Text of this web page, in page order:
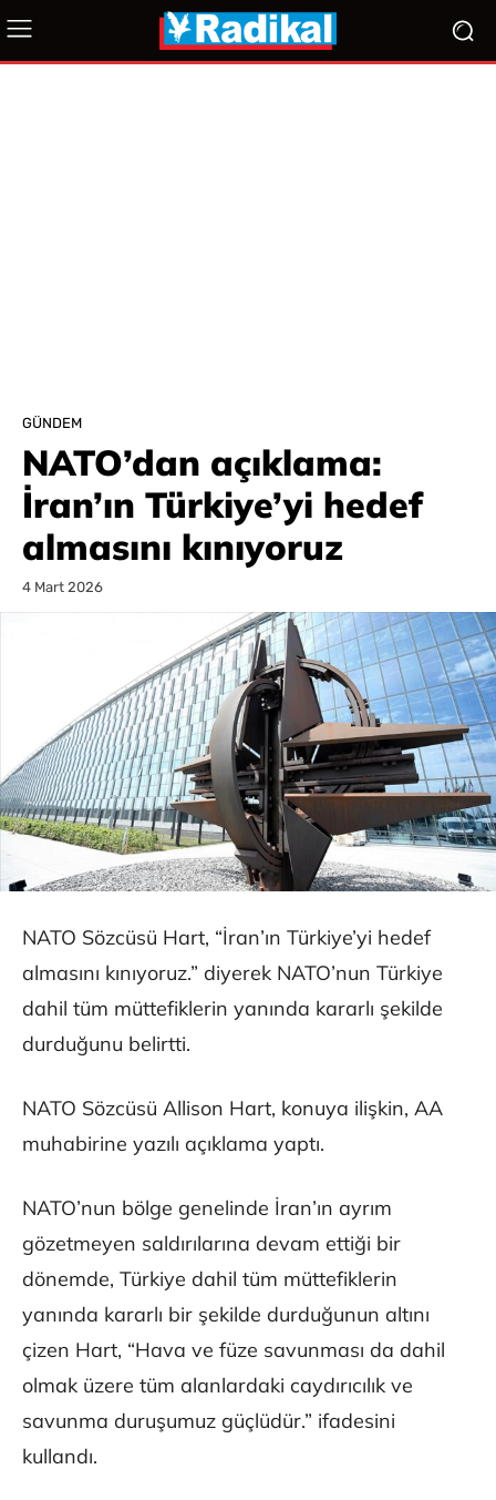
GÜNDEM
NATO’dan açıklama:
İran’ın Türkiye’yi hedef
almasını kınıyoruz
4 Mart 2026
NATO Sözcüsü Hart, “İran’ın Türkiye’yi hedef
almasını kınıyoruz.” diyerek NATO’nun Türkiye
dahil tüm müttefiklerin yanında kararlı şekilde
durduğunu belirtti.
NATO Sözcüsü Allison Hart, konuya ilişkin, AA
muhabirine yazılı açıklama yaptı.
NATO’nun bölge genelinde İran’ın ayrım
gözetmeyen saldırılarına devam ettiği bir
dönemde, Türkiye dahil tüm müttefiklerin
yanında kararlı bir şekilde durduğunun altını
çizen Hart, “Hava ve füze savunması da dahil
olmak üzere tüm alanlardaki caydırıcılık ve
savunma duruşumuz güçlüdür.” ifadesini
kullandı.